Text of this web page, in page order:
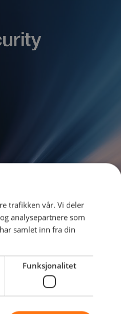
trafikken vår. Vi deler
analysepartnere som
samlet inn fra din
Funksjonalitet